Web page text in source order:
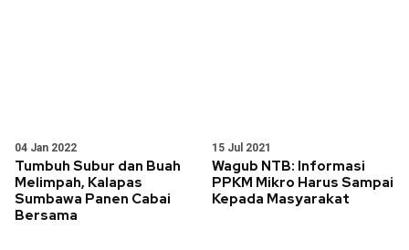
04 Jan 2022
Tumbuh Subur dan Buah
Melimpah, Kalapas
Sumbawa Panen Cabai
Bersama
15 Jul 2021
Wagub NTB: Informasi
PPKM Mikro Harus Sampai
Kepada Masyarakat